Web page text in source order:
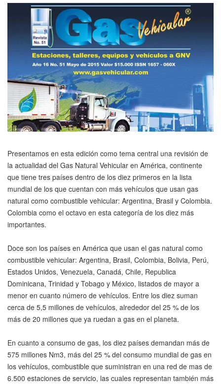
Presentamos en esta edición como tema central una revisión de
la actualidad del Gas Natural Vehicular en América, continente
que tiene tres países dentro de los diez primeros en la lista
mundial de los que cuentan con más vehículos que usan gas
natural como combustible vehicular: Argentina, Brasil y Colombia.
Colombia como el octavo en esta categoría de los diez más
importantes.
Doce son los países en América que usan el gas natural como
combustible vehicular: Argentina, Brasil, Colombia, Bolivia, Perú,
Estados Unidos, Venezuela, Canadá, Chile, Republica
Dominicana, Trinidad y Tobago y México, listados de mayor a
menor en cuanto número de vehículos. Entre los diez suman
cerca de 5,5 millones de vehículos, alrededor del 25 % de los
más de 20 millones que ya ruedan a gas en el planeta.
En cuanto a consumo de gas, los diez países demandan más de
575 millones Nm3, más del 25 % del consumo mundial de gas en
los vehículos, combustible que suministran en una red de mas de
6.500 estaciones de servicio, las cuales representan también más